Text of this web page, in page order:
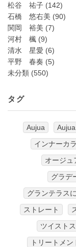
松谷 祐子 (142)
石橋 悠右美 (90)
関岡 裕美 (7)
河村 楓 (9)
清水 星愛 (6)
平野 春奏 (5)
未分類 (550)
タグ
Aujua
インナーカ
オージュ
グラデ
グランテラス
ストレート
ツイスト
トリートメン